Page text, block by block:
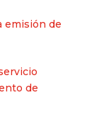
emisión de
de